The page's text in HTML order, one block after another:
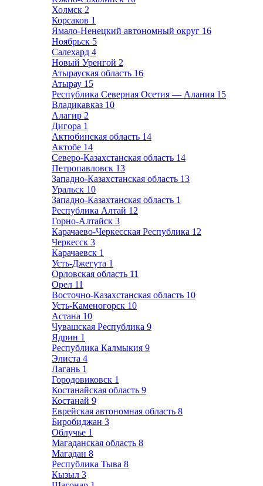
Холмск 2
Корсаков 1
Ямало-Ненецкий автономный округ 16
Ноябрьск 5
Салехард 4
Новый Уренгой 2
Атырауская область 16
Атырау 15
Республика Северная Осетия — Алания 15
Владикавказ 10
Алагир 2
Дигора 1
Актюбинская область 14
Актобе 14
Северо-Казахстанская область 14
Петропавловск 13
Западно-Казахстанская область 13
Уральск 10
Западно-Казахтанская область 1
Республика Алтай 12
Горно-Алтайск 3
Карачаево-Черкесская Республика 12
Черкесск 3
Карачаевск 1
Усть-Джегута 1
Орловская область 11
Орел 11
Восточно-Казахстанская область 10
Усть-Каменогорск 10
Астана 10
Чувашская Республика 9
Ядрин 1
Республика Калмыкия 9
Элиста 4
Лагань 1
Городовиковск 1
Костанайская область 9
Костанай 9
Еврейская автономная область 8
Биробиджан 3
Облучье 1
Магаданская область 8
Магадан 8
Республика Тыва 8
Кызыл 3